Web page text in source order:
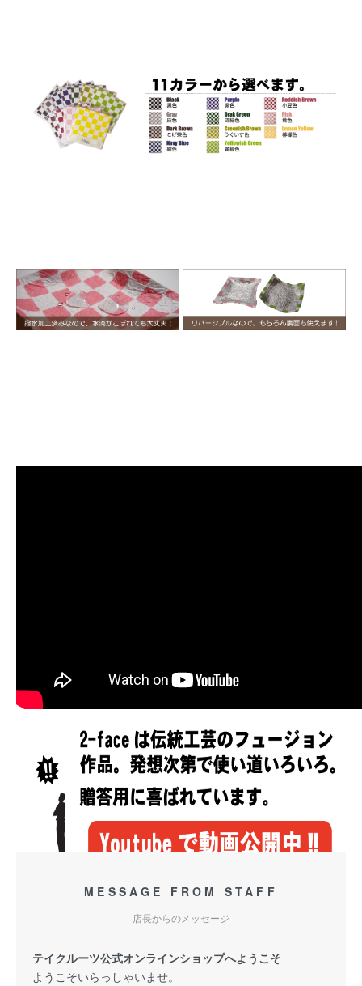
MESSAGE FROM STAFF
店長からのメッセージ
テイクルーツ公式オンラインショップへようこそ
ようこそいらっしゃいませ。